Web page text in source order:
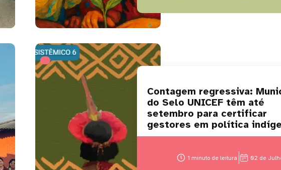
Contagem regressiva:
do Selo UNICEF têm até
setembro para certificar
gestores em política
1 minuto de leitura 02 de